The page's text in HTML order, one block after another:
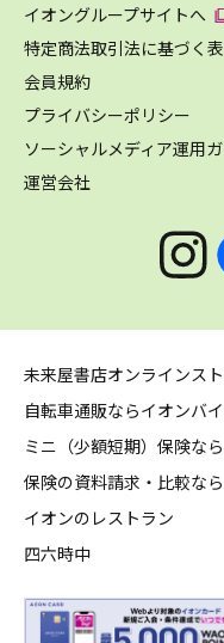
イオングループサイトへ
特定商法取引法に基づく
会員規約
プライバシーポリシー
ソーシャルメディア運用
運営会社
未来屋書店オンラインス
自転車通販ならイオンバ
ミニ（少額短期）保険な
保険の資料請求・比較な
イオンのレストラン
四六時中